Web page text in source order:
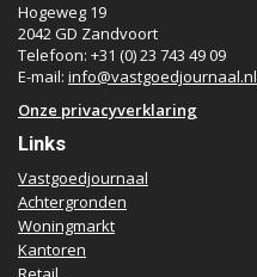
Hogeweg 19
2042 GD Zandvoort
Telefoon: +31 (0) 23 743 49 09
E-mail: info@vastgoedjournaal.nl
Onze privacyverklaring
Links
Vastgoedjournaal
Achtergronden
Woningmarkt
Kantoren